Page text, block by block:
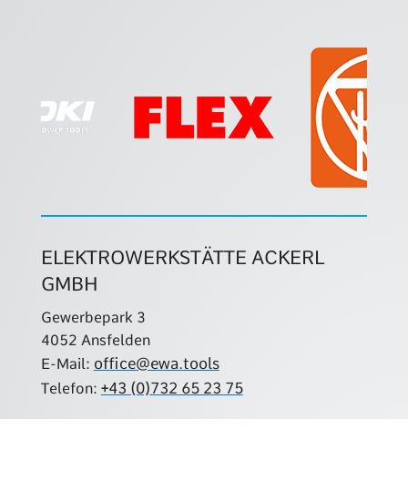
ELEKTROWERKSTÄTTE ACKERL
GMBH
Gewerbepark 3
4052 Ansfelden
E-Mail: office@ewa.tools
Telefon: +43 (0)732 65 23 75